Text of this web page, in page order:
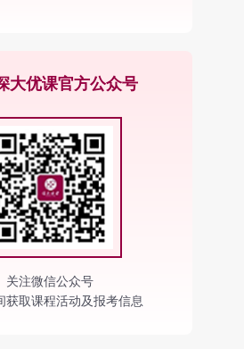
大优课官方公众号
关注微信公众号
获取课程活动及报考信息